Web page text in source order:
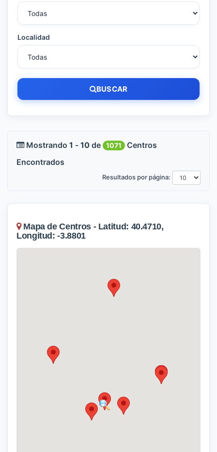
Localidad
BUSCAR
Mostrando 1 - 10 de 1071
Centros
Encontrados
Resultados por página:
Mapa de Centros - Latitud: 40.4710,
Longitud: -3.8801